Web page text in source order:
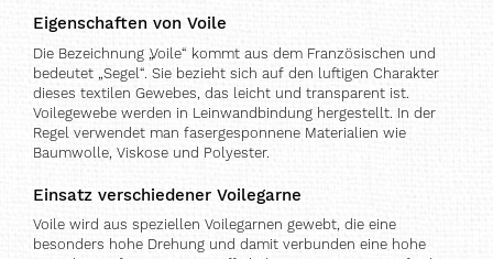
Eigenschaften von Voile
Die Bezeichnung „Voile“ kommt aus dem Französischen und
bedeutet „Segel“. Sie bezieht sich auf den luftigen Charakter
dieses textilen Gewebes, das leicht und transparent ist.
Voilegewebe werden in Leinwandbindung hergestellt. In der
Regel verwendet man fasergesponnene Materialien wie
Baumwolle, Viskose und Polyester.
Einsatz verschiedener Voilegarne
Voile wird aus speziellen Voilegarnen gewebt, die eine
besonders hohe Drehung und damit verbunden eine hohe